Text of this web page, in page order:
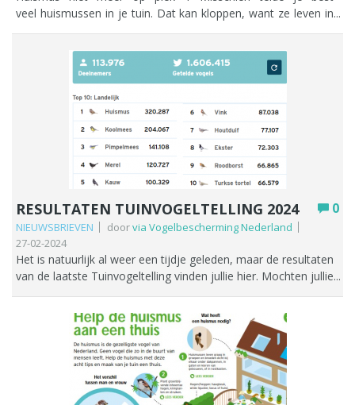
veel huismussen in je tuin. Dat kan kloppen, want ze leven in
groepen, dus als ze er zijn, zijn ze met zijn allen. Als je echter
de jaren negentig gehalveerd. Huismus bedreigde vogelsoort
De huismus is voor het eerst in 23 jaar niet de meest getelde
soort bij de Tuinvogeltelling. Dat is ook een teken dat ze het
moeilijk hebben. Het is niet voor niets een bedreigde
vogelsoort die op de Rode Lijst staat. Ze hebben jouw hulp
0
RESULTATEN TUINVOGELTELLING 2024
NIEUWSBRIEVEN doorvia Vogelbescherming Nederland
27-02-2024
Het is natuurlijk al weer een tijdje geleden, maar de resultaten
van de laatste Tuinvogeltelling vinden jullie hier. Mochten jullie
maar ook per plaats, postcode of gemeente. Het is een
beetje puzzelen, maar er zijn leuke gegevens uit te halen. Dus
doe er je voordeel mee!